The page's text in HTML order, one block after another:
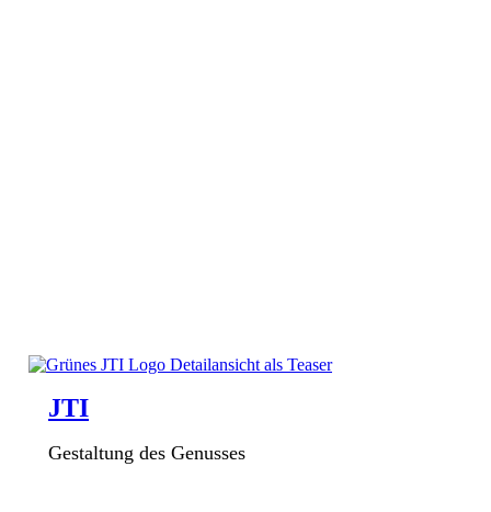
JTI
Gestaltung des Genusses